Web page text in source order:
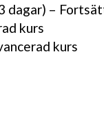
dagar) –
kurs
kurs